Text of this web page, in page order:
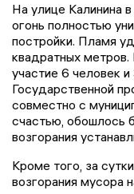
На улице Калинина
огонь полностью
постройки. Пламя
квадратных
участие 6 человек
Государственной
совместно с
счастью, обошлось
возгорания
Кроме того, за
возгорания мусора